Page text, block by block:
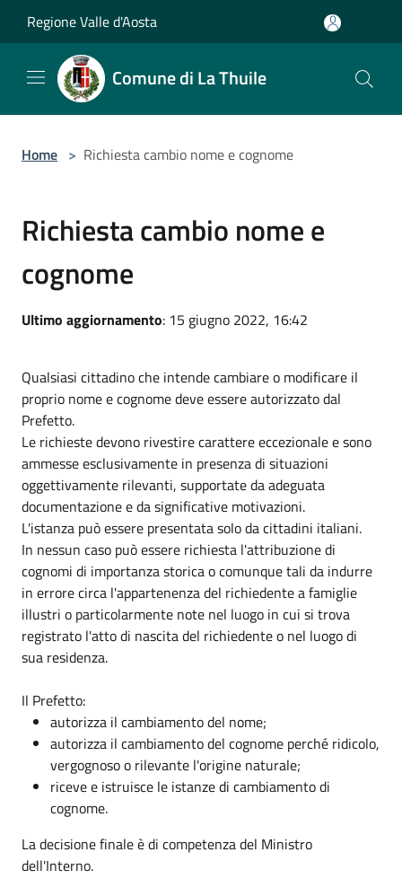
Regione Valle d'Aosta
Comune di La Thuile
Home > Richiesta cambio nome e cognome
Richiesta cambio nome e
cognome
Ultimo aggiornamento: 15 giugno 2022, 16:42
Qualsiasi cittadino che intende cambiare o modificare il
proprio nome e cognome deve essere autorizzato dal
Prefetto.
Le richieste devono rivestire carattere eccezionale e sono
ammesse esclusivamente in presenza di situazioni
oggettivamente rilevanti, supportate da adeguata
documentazione e da significative motivazioni.
L'istanza può essere presentata solo da cittadini italiani.
In nessun caso può essere richiesta l'attribuzione di
cognomi di importanza storica o comunque tali da indurre
in errore circa l'appartenenza del richiedente a famiglie
illustri o particolarmente note nel luogo in cui si trova
registrato l'atto di nascita del richiedente o nel luogo di
sua residenza.
Il Prefetto:
autorizza il cambiamento del nome;
autorizza il cambiamento del cognome perché ridicolo,
vergognoso o rilevante l'origine naturale;
riceve e istruisce le istanze di cambiamento di
cognome.
La decisione finale è di competenza del Ministro
dell'Interno.